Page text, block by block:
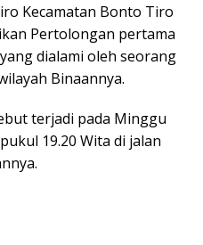
Kecamatan Bonto Tiro
Pertolongan pertama
dialami oleh seorang
Binaannya.
terjadi pada Minggu
19.20 Wita di jalan